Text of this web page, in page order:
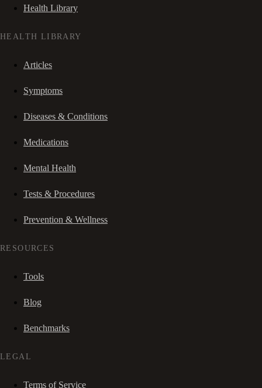
Health Library
HEALTH LIBRARY
Articles
Symptoms
Diseases & Conditions
Medications
Mental Health
Tests & Procedures
Prevention & Wellness
RESOURCES
Tools
Blog
Benchmarks
LEGAL
Terms of Service